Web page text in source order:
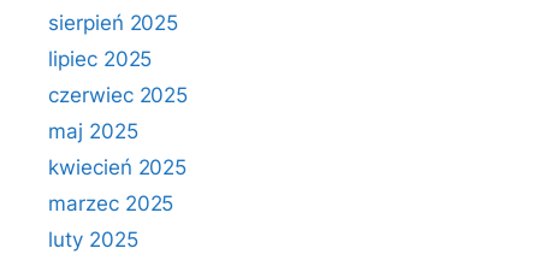
sierpień 2025
lipiec 2025
czerwiec 2025
maj 2025
kwiecień 2025
marzec 2025
luty 2025